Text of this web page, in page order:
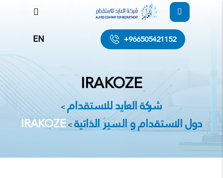
+966505421152
EN
IRAKOZE
شركة العايد للاستقدام>
دول الاستقدام و السير الذاتية>
IRAKOZE